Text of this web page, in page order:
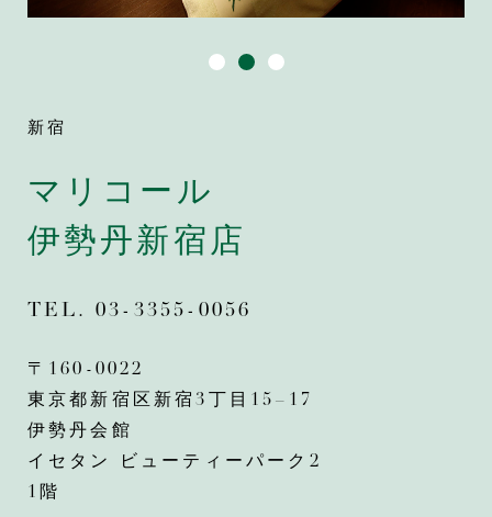
新宿
マリコール
伊勢丹新宿店
TEL. 03-3355-0056
〒160-0022
東京都新宿区新宿3丁目15−17
伊勢丹会館
イセタン ビューティーパーク2
1階